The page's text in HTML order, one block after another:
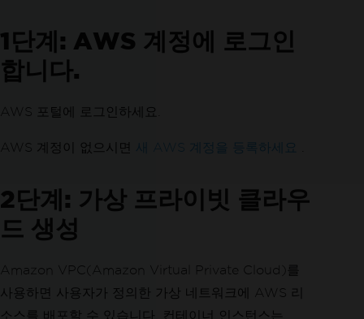
1단계: AWS 계정에 로그인
합니다.
AWS 포털에 로그인하세요.
AWS 계정이 없으시면 새 AWS 계정을 등록하세요
2단계: 가상 프라이빗 클라우
드 생성
Amazon VPC(Amazon Virtual Private Cloud)를
사용하면 사용자가 정의한 가상 네트워크에 AWS 리
소스를 배포할 수 있습니다. 컨테이너 인스턴스는